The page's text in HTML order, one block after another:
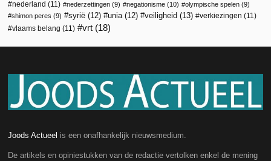
nederland (11) nederzettingen (9) negationisme (10) olympische spelen (9)
shimon peres (9) syrië (12) unia (12) veiligheid (13) verkiezingen (11)
vlaams belang (11) vrt (18)
Joods Actueel is een onafhankelijk nieuwsmedium.
De artikels en opiniestukken van de redactie vertolken enkel de mening